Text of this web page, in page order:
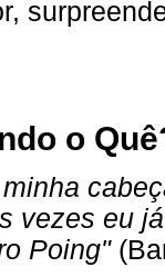
o
vezes eu
Poing"